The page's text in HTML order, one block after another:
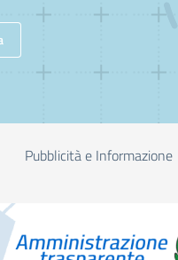
Pubblicità e Informazione